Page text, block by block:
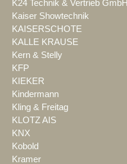
K24 Technik & Vertrieb GmbH
Kaiser Showtechnik
KAISERSCHOTE
KALLE KRAUSE
Kern & Stelly
KFP
KIEKER
Kindermann
Kling & Freitag
KLOTZ AIS
KNX
Kobold
Kramer